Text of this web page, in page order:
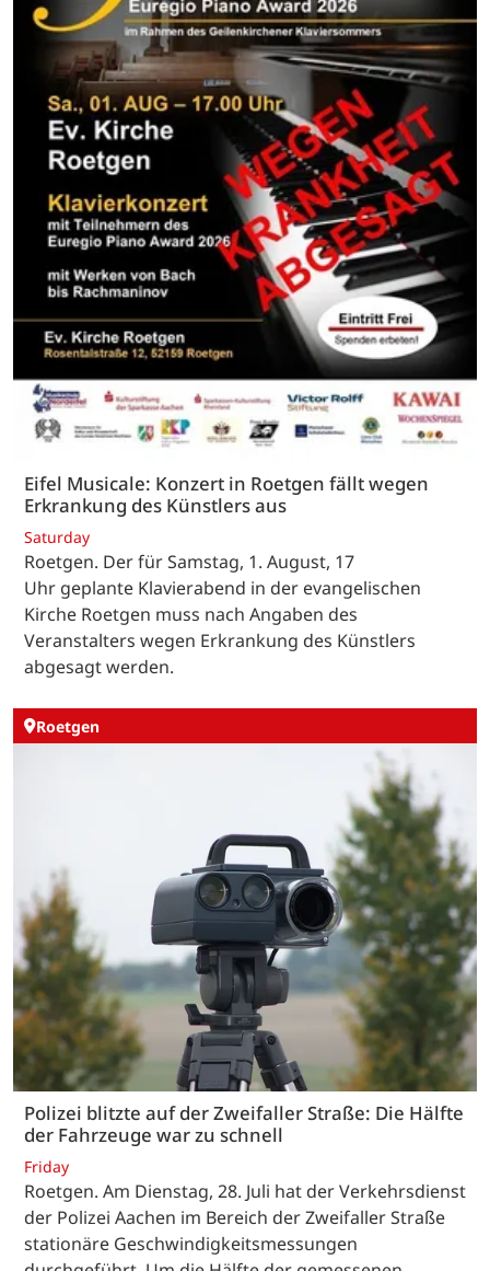
Eifel Musicale: Konzert in Roetgen fällt wegen
Erkrankung des Künstlers aus
Saturday
Roetgen. Der für Samstag, 1. August, 17
Uhr geplante Klavierabend in der evangelischen
Kirche Roetgen muss nach Angaben des
Veranstalters wegen Erkrankung des Künstlers
abgesagt werden.
Roetgen
Polizei blitzte auf der Zweifaller Straße: Die Hälfte
der Fahrzeuge war zu schnell
Friday
Roetgen. Am Dienstag, 28. Juli hat der Verkehrsdienst
der Polizei Aachen im Bereich der Zweifaller Straße
stationäre Geschwindigkeitsmessungen